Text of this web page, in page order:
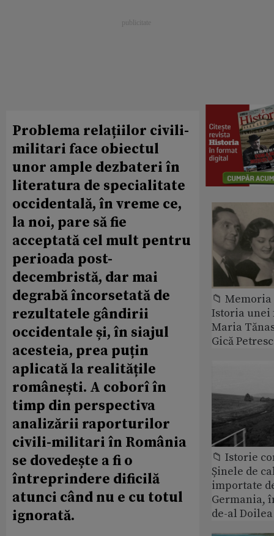
Problema relațiilor civili-
militari face obiectul
unor ample dezbateri în
literatura de specialitate
occidentală, în vreme ce,
la noi, pare să fie
acceptată cel mult pentru
perioada post-
decembristă, dar mai
degrabă încorsetată de
rezultatele gândirii
occidentale și, în siajul
acesteia, prea puțin
aplicată la realitățile
românești. A coborî în
timp din perspectiva
analizării raporturilor
civili-militari în România
se dovedește a fi o
întreprindere dificilă
atunci când nu e cu totul
ignorată.
📁
Istoria
Maria
Gică
📁 Istorie
Șinele de
importate
Germania,
de-al